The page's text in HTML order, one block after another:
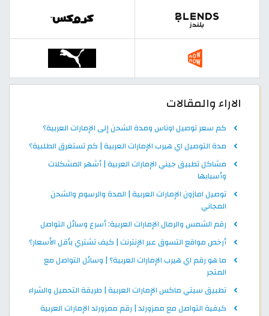
الاراء والمقالات
كم سعر توصيل اوناس ومدة الشحن إلى الإمارات العربية؟
مدة التوصيل اي هيرب الإمارات العربية | كم تستغرق الطلبية؟
مشاكل تطبيق جيني الإمارات العربية | أشهر المشكلات
وأسبابها
توصيل امازون الإمارات العربية | المدة والرسوم والشحن
المجاني
رقم الشمس والرمال الإمارات العربية: أسرع وسائل التواصل
أرخص مواقع التسوق عبر الإنترنت | كيف تشتري بأقل الأسعار؟
ما هو رقم اي هيرب الإمارات العربية؟ | وسائل التواصل مع
المتجر
تطبيق سيتي ماكس الإمارات العربية | طريقة التحميل والشراء
كيفية التواصل مع ممزورلد | رقم ممزورلد الإمارات العربية